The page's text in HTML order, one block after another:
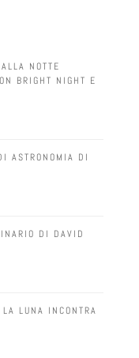
NOTTE
BRIGHT NIGHT E
ASTRONOMIA DI
DI DAVID
LUNA INCONTRA